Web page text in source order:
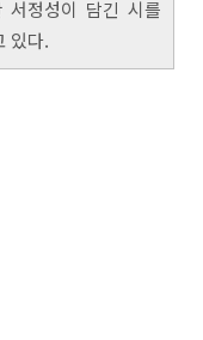
서정성이 담긴 시를
있다.